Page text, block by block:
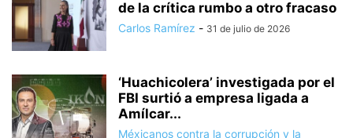
de la crítica rumbo a otro fracaso
Carlos Ramírez - 31 de julio de 2026
‘Huachicolera’ investigada por el
FBI surtió a empresa ligada a
Amílcar...
Méxicanos contra la corrupción y la